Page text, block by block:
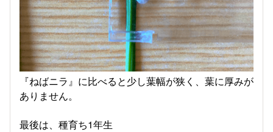
『ねばニラ』に比べると少し葉幅が狭く、葉に厚みが
ありません。
最後は、種育ち1年生